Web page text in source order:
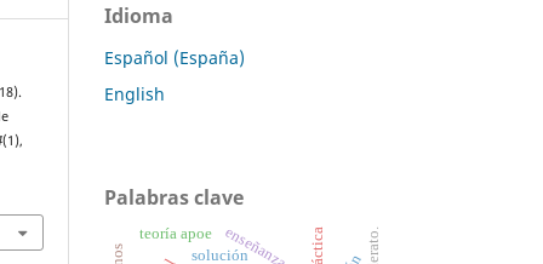
(1),
Idioma
Español (España)
English
Palabras clave
enseñanza
solución
teoría apoe